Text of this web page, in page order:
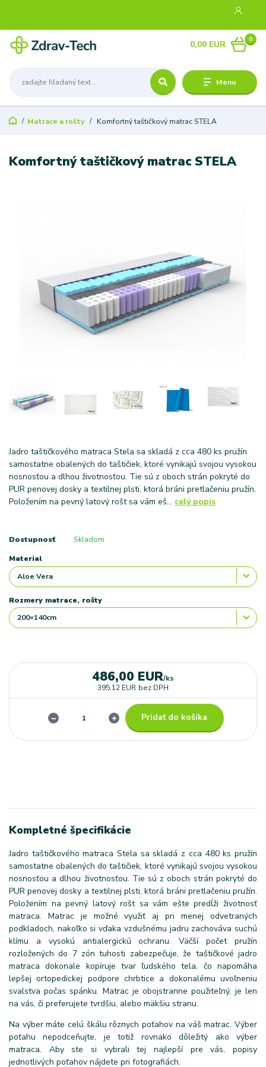
Menu
0
0,00 EUR
Matrace a rošty Komfortný taštičkový matrac STELA
Komfortný taštičkový matrac STELA
Jadro taštičkového matraca Stela sa skladá z cca 480 ks pružín
samostatne obalených do taštičiek, ktoré vynikajú svojou vysokou
nosnosťou a dlhou životnosťou. Tie sú z oboch strán pokryté do
PUR penovej dosky a textilnej plsti, ktorá bráni pretlačeniu pružín.
Položením na pevný latový rošt sa vám eš... celý popis
Dostupnosť Skladom
Material
Rozmery matrace, rošty
486,00 EUR/ks
395,12 EUR bez DPH
Pridať do košíka
Kompletné špecifikácie
Jadro taštičkového matraca Stela sa skladá z cca 480 ks pružín
samostatne obalených do taštičiek, ktoré vynikajú svojou vysokou
nosnosťou a dlhou životnosťou. Tie sú z oboch strán pokryté do
PUR penovej dosky a textilnej plsti, ktorá bráni pretlačeniu pružín.
Položením na pevný latový rošt sa vám ešte predĺži životnosť
matraca. Matrac je možné využiť aj pri menej odvetraných
podkladoch, nakoľko si vďaka vzdušnému jadru zachováva suchú
klímu a vysokú antialergickú ochranu. Väčší počet pružín
rozložených do 7 zón tuhosti zabezpečuje, že taštičkové jadro
matraca dokonale kopíruje tvar ľudského tela, čo napomáha
lepšej ortopedickej podpore chrbtice a dokonalému uvoľneniu
svalstva počas spánku. Matrac je obojstranne použiteľný, je len
na vás, či preferujete tvrdšiu, alebo mäkšiu stranu.
Na výber máte celú škálu rôznych poťahov na váš matrac. Výber
poťahu nepodceňujte, je totiž rovnako dôležitý ako výber
matraca. Aby ste si vybrali tej najlepší pre vás, popisy
jednotlivých poťahov nájdete pri fotografiách.